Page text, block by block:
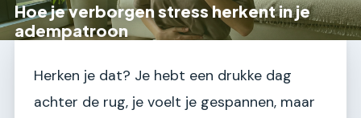
Hoe je verborgen stress herkent in je
adempatroon
Herken je dat? Je hebt een drukke dag
achter de rug, je voelt je gespannen, maar